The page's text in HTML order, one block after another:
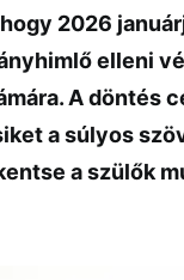
2026
elleni
A döntés
a súlyos
a szülők